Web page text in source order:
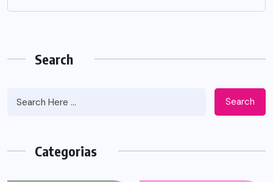
Search
Search
Categorias